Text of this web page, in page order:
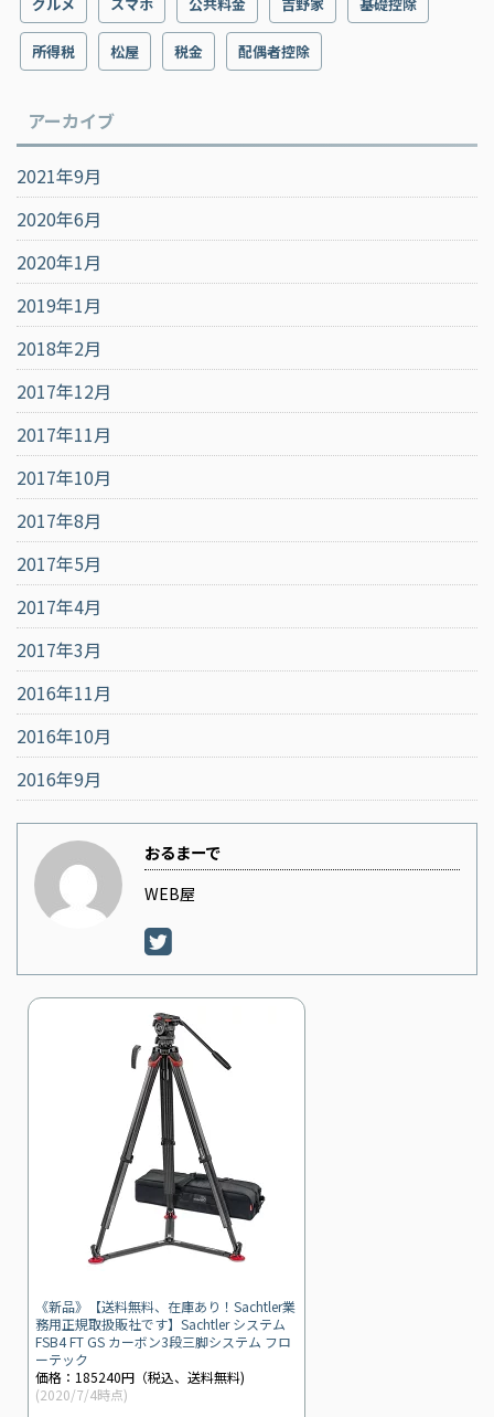
所得税 松屋 税金 配偶者控除
アーカイブ
2021年9月
2020年6月
2020年1月
2019年1月
2018年2月
2017年12月
2017年11月
2017年10月
2017年8月
2017年5月
2017年4月
2017年3月
2016年11月
2016年10月
2016年9月
おるまーで
WEB屋
《新品》【送料無料、在庫あり！Sachtler業
務用正規取扱販社です】Sachtler システム
FSB4 FT GS カーボン3段三脚システム フロ
ーテック
価格：185240円（税込、送料無料)
(2020/7/4時点)